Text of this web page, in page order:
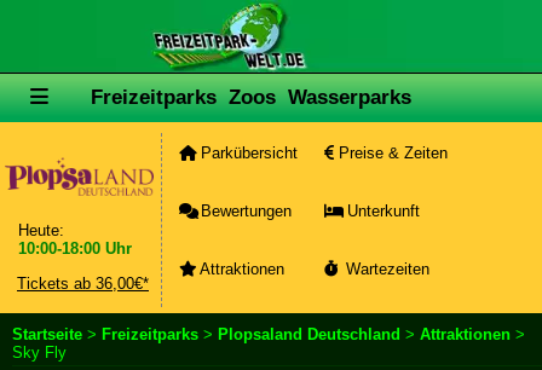
Freizeitparks Zoos Wasserparks
Heute:
10:00-18:00 Uhr
Tickets ab 36,00€*
Parkübersicht Preise & Zeiten
Bewertungen Unterkunft
Attraktionen Wartezeiten
Startseite > Freizeitparks > Plopsaland Deutschland > Attraktionen >
Sky Fly